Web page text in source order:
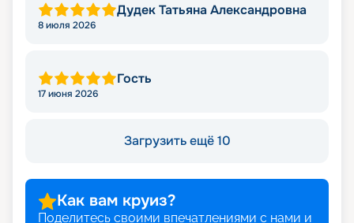
Дудек Татьяна Александровна
8 июля 2026
Гость
17 июня 2026
Загрузить ещё 10
Как вам круиз?
Поделитесь своими впечатлениями с нами и